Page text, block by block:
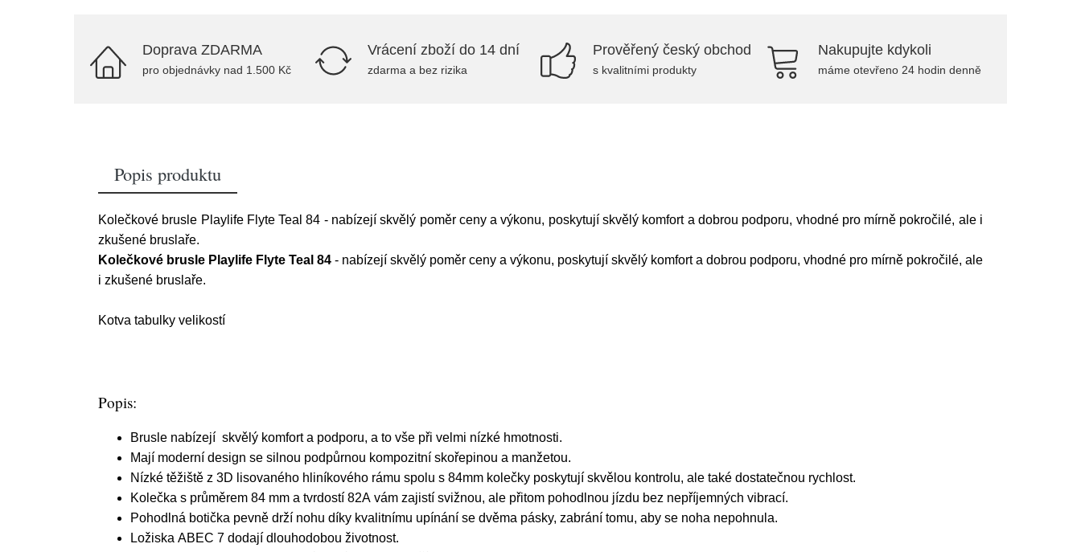
Doprava ZDARMA
pro objednávky nad 1.500 Kč
Vrácení zboží do 14 dní
zdarma a bez rizika
Prověřený český obchod
s kvalitními produkty
Nakupujte kdykoli
máme otevřeno 24 hodin denně
Popis produktu
Kolečkové brusle Playlife Flyte Teal 84 - nabízejí skvělý poměr ceny a výkonu, poskytují skvělý komfort a dobrou podporu, vhodné pro mírně pokročilé, ale i
zkušené bruslaře.
Kolečkové brusle Playlife Flyte Teal 84 - nabízejí skvělý poměr ceny a výkonu, poskytují skvělý komfort a dobrou podporu, vhodné pro mírně pokročilé, ale
i zkušené bruslaře.
Kotva tabulky velikostí
Popis:
Brusle nabízejí skvělý komfort a podporu, a to vše při velmi nízké hmotnosti.
Mají moderní design se silnou podpůrnou kompozitní skořepinou a manžetou.
Nízké těžiště z 3D lisovaného hliníkového rámu spolu s 84mm kolečky poskytují skvělou kontrolu, ale také dostatečnou rychlost.
Kolečka s průměrem 84 mm a tvrdostí 82A vám zajistí svižnou, ale přitom pohodlnou jízdu bez nepříjemných vibrací.
Pohodlná botička pevně drží nohu díky kvalitnímu upínání se dvěma pásky, zabrání tomu, aby se noha nepohnula.
Ložiska ABEC 7 dodají dlouhodobou životnost.